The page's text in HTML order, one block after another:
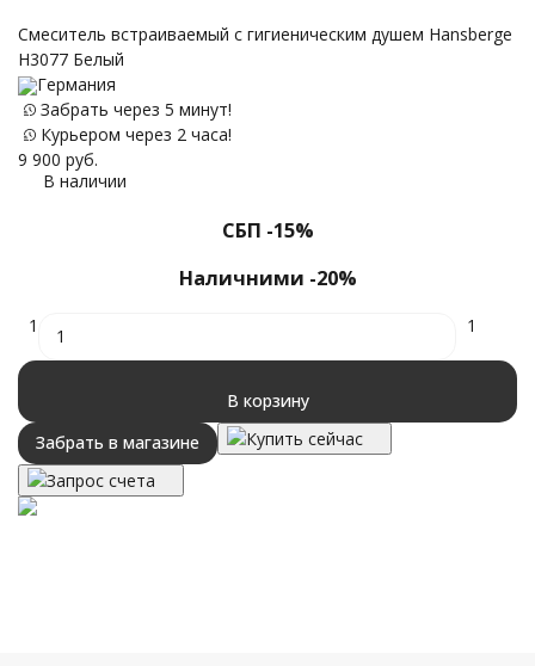
Смеситель встраиваемый с гигиеническим душем Hansberge
H3077 Белый
Германия
Забрать через 5 минут!
Курьером через 2 часа!
9 900 руб.
В наличии
СБП -15%
Наличними -20%
1 1
В корзину
Забрать в магазине
Купить сейчас
Запрос счета